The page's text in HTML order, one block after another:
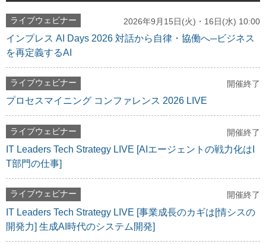
ライブウェビナー 2026年9月15日(火)・16日(水) 10:00
インプレス AI Days 2026 対話から自律・協働へ─ビジネス
を再定義するAI
ライブウェビナー 開催終了
プロセスマイニング コンファレンス 2026 LIVE
ライブウェビナー 開催終了
IT Leaders Tech Strategy LIVE [AIエージェントの戦力化はI
T部門の仕事]
ライブウェビナー 開催終了
IT Leaders Tech Strategy LIVE [事業成長のカギは[情シスの
開発力] 生成AI時代のシステム開発]